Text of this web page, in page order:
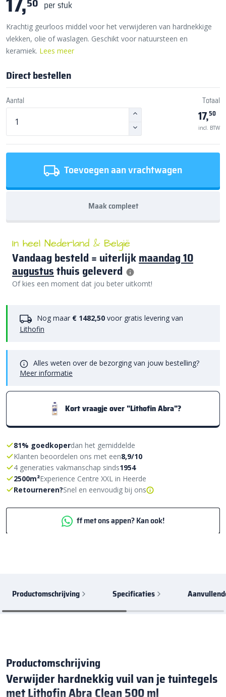
per stuk
Krachtig geurloos middel voor het verwijderen van hardnekkige
vlekken, olie of waslagen. Geschikt voor natuursteen en
keramiek. Lees meer
Direct bestellen
Aantal Totaal
17,50
incl. BTW
Toevoegen aan vrachtwagen
Maak compleet
In heel Nederland & België
Vandaag besteld = uiterlijkmaandag 10
augustusthuis geleverd
Of kies een moment dat jou beter uitkomt!
Nog maar € 1482,50 voor gratis levering van
Lithofin
Alles weten over de bezorging van jouw bestelling?
Meer informatie
Kort vraagje over "Lithofin Abra"?
81% goedkoperdan het gemiddelde
Klanten beoordelen ons met een8,9/10
4 generaties vakmanschap sinds1954
2500m²Experience Centre XXL in Heerde
Retourneren?Snel en eenvoudig bij ons
ff met ons appen? Kan ook!
Productomschrijving Specificaties
Productomschrijving
Verwijder hardnekkig vuil van je tuintegels
met Lithofin Abra Clean 500 ml